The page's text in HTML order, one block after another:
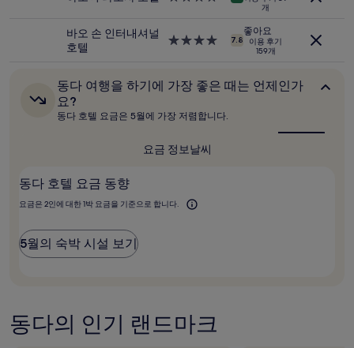
될
추
가
설
숙
설
개
바오 손 인터내셔널
호텔
4.0
숙
박
시
설
7.8
좋아요
이용 후기
159개
동
다
여
행
가
좋
는
언
동다 여행을 하기에 가장 좋은 때는 언제인가
요?
동다 호텔 요금은 5월에 가장 저렴합니다.
요금 정보날씨
동다 호텔 요금 동향
요금은 2인에 대한 1박 요금을 기준으로 합니다.
5월의 숙박 시설 보기
동다의 인기 랜드마크